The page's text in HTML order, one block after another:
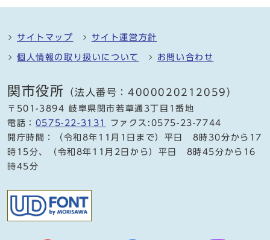
サイトマップ サイト運営方針
個人情報の取り扱いについて お問い合わせ
関市役所 （法人番号：4000020212059）
〒501-3894 岐阜県関市若草通3丁目1番地
電話： 0575-22-3131
ファクス:0575-23-7744
開庁時間：（令和8年11月1日まで）平日 8時30分から17
時15分、（令和8年11月2日から）平日 8時45分から16
時45分